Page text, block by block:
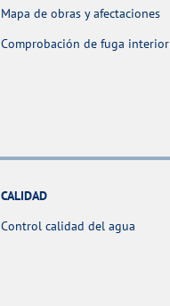
Mapa de obras y afectaciones
Comprobación de fuga interior
CALIDAD
Control calidad del agua